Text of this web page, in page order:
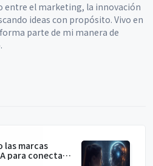
entre el marketing, la innovación
ideas con propósito. Vivo en
parte de mi manera de
las marcas
para conectar